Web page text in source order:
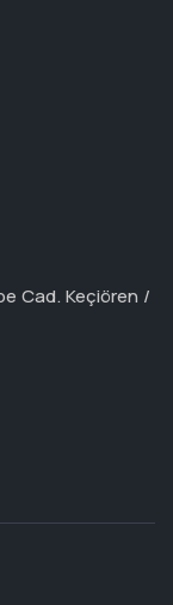
Cad. Keçiören /